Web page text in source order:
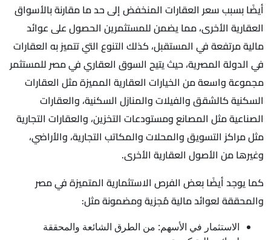
أيضًا بسبب سعر العقارات المنخفض إلى حد ما مقارنة بالأسواق
العقارية الأخرى، مما يضمن للمستثمرين الحصول على عوائد
مالية مرتفعة في المستقبل، كذلك التنوع التي تتميز به العقارات
في الدولة المصرية، حيث يتيح السوق العقاري في مصر للمستثمر
مجموعة واسعة من الخيارات العقارية المميزة مثل العقارات
السكنية كالشقق والفيلات والمنازل السكنية، والعقارات
الصناعية مثل المصانع ومستودعات التخزين، والعقارات التجارية
مثل مراكز التسويق والمحلات والمكاتب التجارية، والأراضي،
وغيرها من الأصول العقارية الأخرى.
كما يوجد أيضًا بعض الفرص الاستثمارية المتميزة في مصر
والمحققة لعوائد مالية مٌجزية ومضمونة مثل:
الاستثمار في الأسهم: من الطرق الشائعة والمحققة